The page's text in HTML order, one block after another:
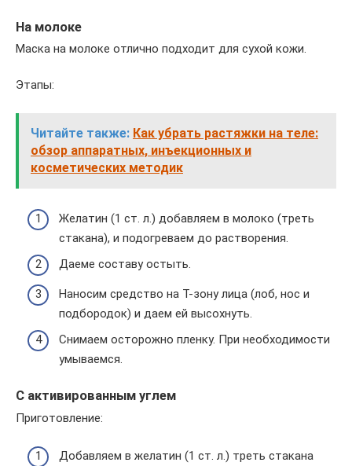
На молоке
Маска на молоке отлично подходит для сухой кожи.
Этапы:
Читайте также: Как убрать растяжки на теле:
обзор аппаратных, инъекционных и
косметических методик
Желатин (1 ст. л.) добавляем в молоко (треть
стакана), и подогреваем до растворения.
Даеме составу остыть.
Наносим средство на Т-зону лица (лоб, нос и
подбородок) и даем ей высохнуть.
Снимаем осторожно пленку. При необходимости
умываемся.
С активированным углем
Приготовление:
Добавляем в желатин (1 ст. л.) треть стакана